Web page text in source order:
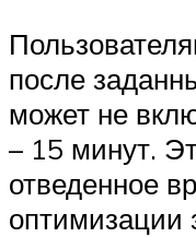
после
может не
– 15 минут.
отведенное
оптимизации